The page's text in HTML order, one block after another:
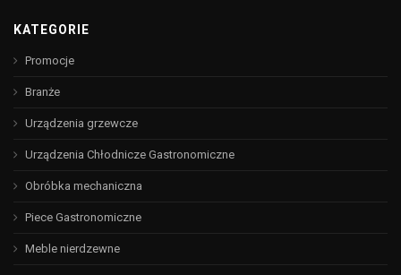
KATEGORIE
Promocje
Branże
Urządzenia grzewcze
Urządzenia Chłodnicze Gastronomiczne
Obróbka mechaniczna
Piece Gastronomiczne
Meble nierdzewne